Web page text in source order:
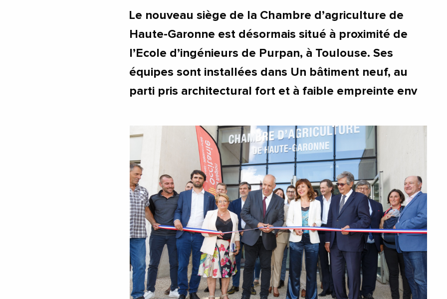
Le nouveau siège de la Chambre d’agriculture de
Haute-Garonne est désormais situé à proximité de
l’Ecole d’ingénieurs de Purpan, à Toulouse. Ses
équipes sont installées dans Un bâtiment neuf, au
parti pris architectural fort et à faible empreinte env